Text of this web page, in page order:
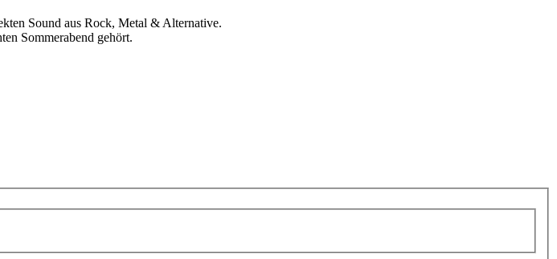
Sound aus Rock, Metal & Alternative.
Sommerabend gehört.